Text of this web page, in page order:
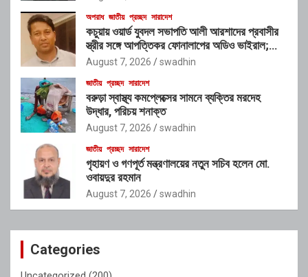
অপরাধ জাতীয় প্রচ্ছদ সারাদেশ
কচুয়ায় ওয়ার্ড যুবদল সভাপতি আলী আরশাদের প্রবাসীর
স্ত্রীর সঙ্গে আপত্তিকর ফোনালাপের অডিও ভাইরাল;
শাস্তির দাবি এলাকাবাসীর
August 7, 2026 swadhin
জাতীয় প্রচ্ছদ সারাদেশ
বরুড়া স্বাস্থ্য কমপ্লেক্সের সামনে ব্যক্তির মরদেহ
উদ্ধার, পরিচয় শনাক্ত
August 7, 2026 swadhin
জাতীয় প্রচ্ছদ সারাদেশ
গৃহায়ণ ও গণপূর্ত মন্ত্রণালয়ের নতুন সচিব হলেন মো.
ওবায়দুর রহমান
August 7, 2026 swadhin
Categories